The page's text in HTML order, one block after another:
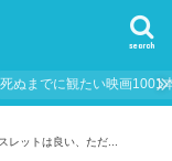
search
死ぬまでに観たい映画1001
レットは良い、ただ...